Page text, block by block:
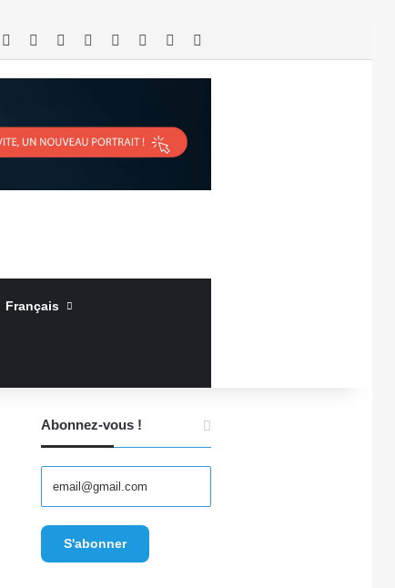
RSS Facebook LinkedinYouTubeConnexionArticle Aléatoire
Français
Abonnez-vous !